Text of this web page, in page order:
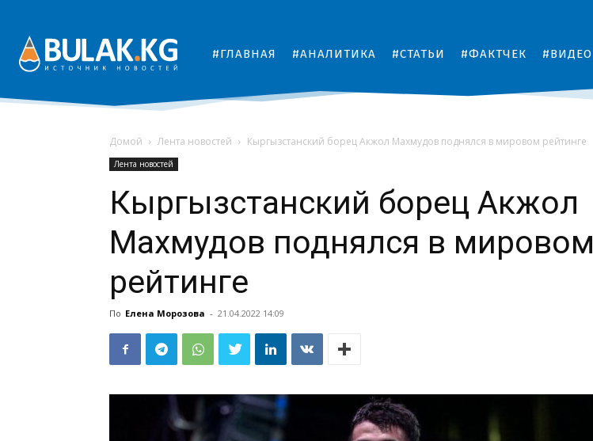
#ГЛАВНАЯ #АНАЛИТИКА #СТАТЬИ #ФАКТЧЕК #ВИДЕО
Домой Лента новостей Кыргызстанский борец Акжол Махмудов поднялся в мировом рейтинге
Лента новостей
Кыргызстанский борец Акжол
Махмудов поднялся в мировом
рейтинге
По Елена Морозова - 21.04.2022 14:09